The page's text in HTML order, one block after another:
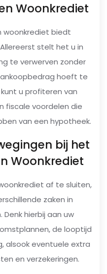
Woonkrediet
woonkrediet biedt
stelt het u in
te verwerven zonder
hoeft te
u profiteren van
fiscale voordelen die
van een hypotheek.
bij het
Woonkrediet
af te sluiten,
zaken in
hierbij aan uw
de looptijd
alsook eventuele extra
en verzekeringen.